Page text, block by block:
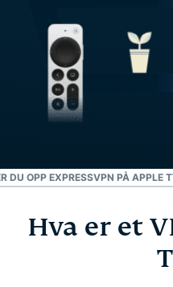
DU OPP EXPRESSVPN PÅ APPLE
Hva er et VPN for
Hvorfor bruke et VPN
Hva er et